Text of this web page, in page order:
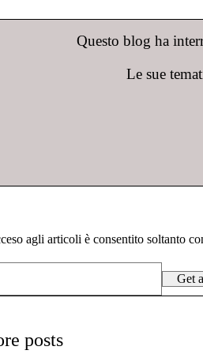
Questo blog ha
Le sue
agli articoli è consentito soltanto
posts